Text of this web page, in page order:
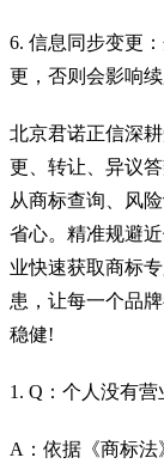
6. 信息同步变更
更，否则会影响
北京君诺正信深
更、转让、异议
从商标查询、风
省心。精准规避
业快速获取商标
患，让每一个品
稳健!
1. Q：个人没有
A：依据《商标法